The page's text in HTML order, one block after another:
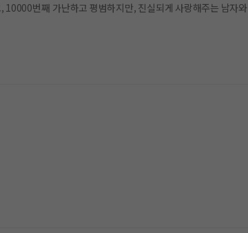
하고 평범하지만, 진실되게 사랑해주는 남자와 10000번째 결혼하여 행